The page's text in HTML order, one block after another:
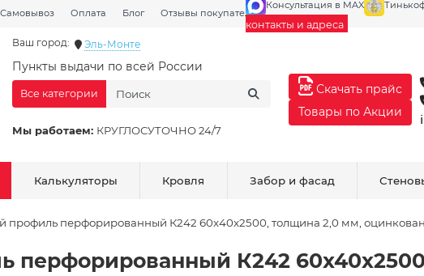
Самовывоз Оплата Блог Отзывы покупателей Галерея
Консультация в MAX
контакты и адреса
Ваш город: Эль-Монте
Пункты выдачи по всей России
Мы работаем: КРУГЛОСУТОЧНО 24/7
Все категории
Скачать прайс
Товары по Акции
Калькуляторы Кровля Забор и фасад
профиль перфорированный К242 60x40x2500, толщина 2,0 мм,
перфорированный К242